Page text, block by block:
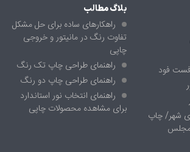
فود
شهر/ چاپ
مجلس
بلاگ مطالب
راهکارهای ساده برای حل مشکل
تفاوت رنگ در مانیتور و خروجی
چاپی
راهنمای طراحی چاپ تک رنگ
راهنمای طراحی چاپ دو رنگ
راهنمای انتخاب نور استاندارد
برای مشاهده محصولات چاپی